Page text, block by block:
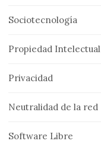
Sociotecnología
Propiedad Intelectual
Privacidad
Neutralidad de la red
Software Libre